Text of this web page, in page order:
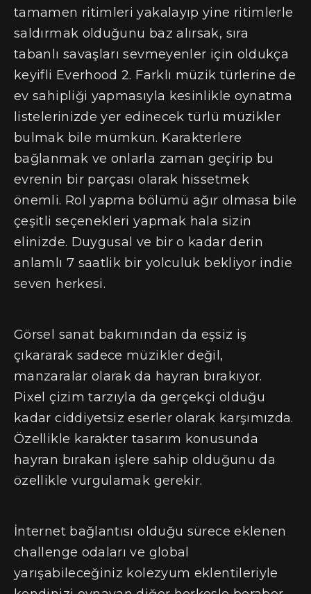
tamamen ritimleri yakalayıp yine ritimlerle
saldırmak olduğunu baz alırsak, sıra
tabanlı savaşları sevmeyenler için oldukça
keyifli Everhood 2. Farklı müzik türlerine de
ev sahipliği yapmasıyla kesinlikle oynatma
listelerinizde yer edinecek türlü müzikler
bulmak bile mümkün. Karakterlere
bağlanmak ve onlarla zaman geçirip bu
evrenin bir parçası olarak hissetmek
önemli. Rol yapma bölümü ağır olmasa bile
çeşitli seçenekleri yapmak hala sizin
elinizde. Duygusal ve bir o kadar derin
anlamlı 7 saatlik bir yolculuk bekliyor indie
seven herkesi.
Görsel sanat bakımından da eşsiz iş
çıkararak sadece müzikler değil,
manzaralar olarak da hayran bırakıyor.
Pixel çizim tarzıyla da gerçekçi olduğu
kadar ciddiyetsiz eserler olarak karşımızda.
Özellikle karakter tasarım konusunda
hayran bırakan işlere sahip olduğunu da
özellikle vurgulamak gerekir.
İnternet bağlantısı olduğu sürece eklenen
challenge odaları ve global
yarışabileceğiniz kolezyum eklentileriyle